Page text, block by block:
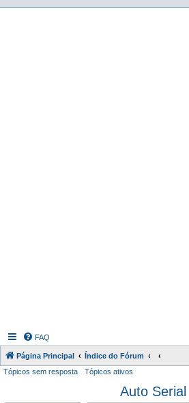
FAQ
Página Principal Índice do Fórum
Tópicos sem resposta Tópicos ativos
Auto Serial